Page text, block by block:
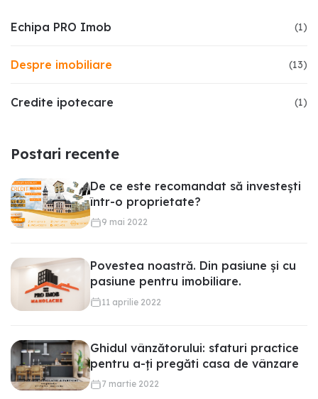
Echipa PRO Imob (1)
Despre imobiliare (13)
Credite ipotecare (1)
Postari recente
De ce este recomandat să investești
într-o proprietate?
9 mai 2022
Povestea noastră. Din pasiune și cu
pasiune pentru imobiliare.
11 aprilie 2022
Ghidul vânzătorului: sfaturi practice
pentru a-ți pregăti casa de vânzare
7 martie 2022